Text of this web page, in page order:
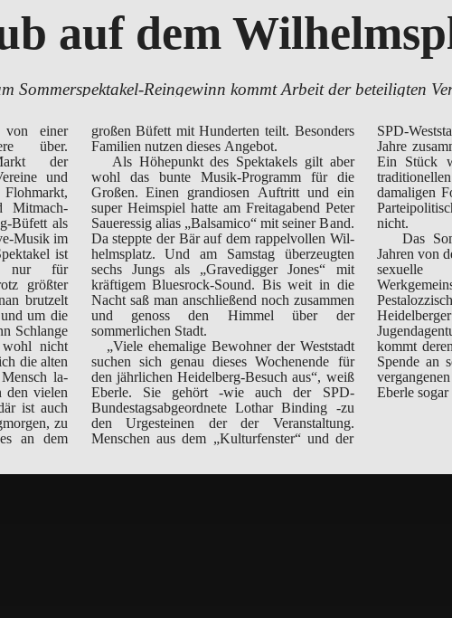
auf dem
Sommerspektakel-Reingewinn kommt Arbeit der beteiligten
von einer
über.
der
und
Mitmach-
Büfett als
Musik im
ist
nur für
größter
brutzelt
um die
Schlange
nicht
die alten
Besonders
Familien nutzen dieses Angebot.
Als Höhepunkt des Spektakels gilt aber
wohl das bunte Musik-Programm für die
Großen. Einen grandiosen Auftritt und ein
super Heimspiel hatte am Freitagabend Peter
Saueressig alias „Balsamico“ mit sei­ner Band.
Da steppte der Bär auf dem rappelvollen Wil­
helmsplatz. Und am Samstag überzeugten
sechs Jungs als „Gravedigger Jones“ mit
kräftigem Bluesrock-Sound. Bis weit in die
Nacht saß man anschlie­ßend noch zusammen
und genoss den Himmel über der
sommerlichen Stadt.
„Viele ehemalige Bewohner der West­stadt
suchen sich genau dieses Wochen­ende für
den jährlichen Heidelberg-Be­such aus“, weiß
Eberle. Sie gehört -wie auch der SPD-
Bundestagsabgeordnete Lothar Binding -zu
den Urgesteinen der der Veranstaltung.
Menschen aus dem „Kulturfenster“ und der
SPD-
Jahre
Ein Stück
damaligen
nicht.
Das
Jahren von
sexuelle
kommt
Spende an
Eberle